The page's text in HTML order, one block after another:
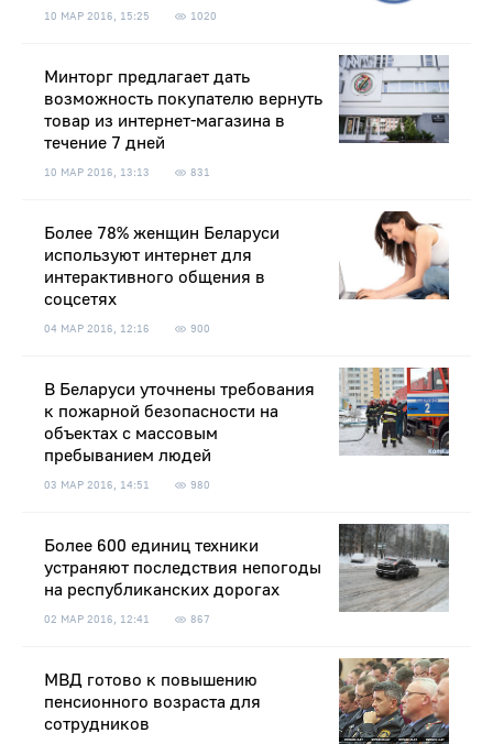
10 МАР 2016, 15:25 1020
Минторг предлагает дать
возможность покупателю вернуть
товар из интернет-магазина в
течение 7 дней
10 МАР 2016, 13:13 831
Более 78% женщин Беларуси
используют интернет для
интерактивного общения в
соцсетях
04 МАР 2016, 12:16 900
В Беларуси уточнены требования
к пожарной безопасности на
объектах с массовым
пребыванием людей
03 МАР 2016, 14:51 980
Более 600 единиц техники
устраняют последствия непогоды
на республиканских дорогах
02 МАР 2016, 12:41 867
МВД готово к повышению
пенсионного возраста для
сотрудников